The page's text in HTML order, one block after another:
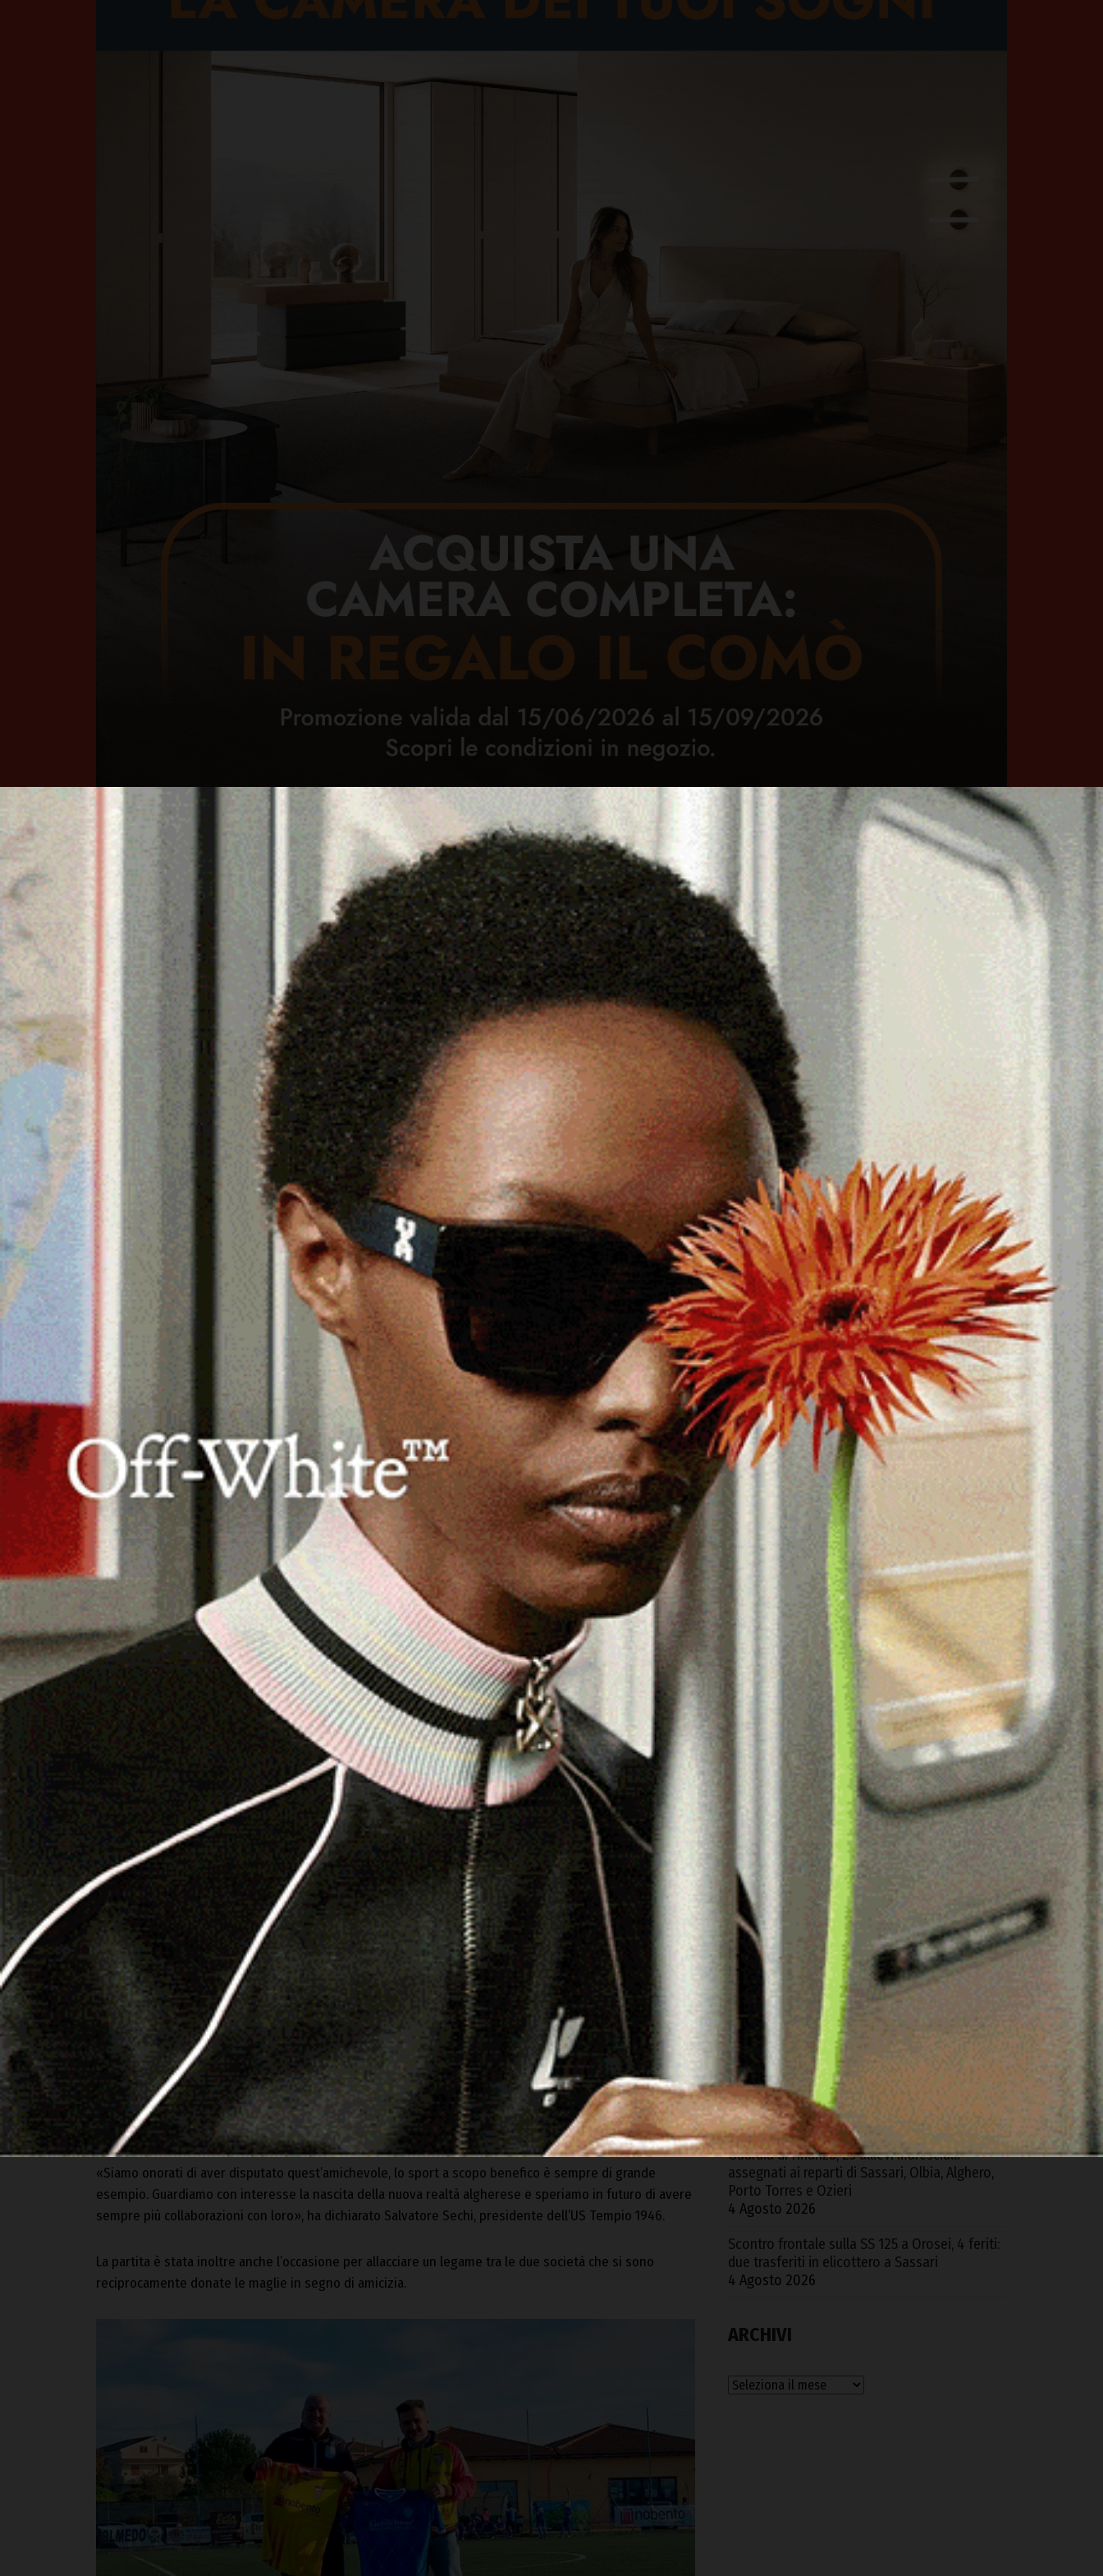
Home Ozieri Territorio Sardegna Cronaca Attualità Sport Cultura Rubriche Necrologie
Numeri
utili
Contatti
PARTITA DELLA SOLIDARIETÀ TRA FC ALGHERO E US
TEMPIO 1946: L’INCASSO DONATO ALLA CARITAS
29 Dicembre 2022, 16:21
OLMEDO. Rispetto, passione per il calcio e correttezza sono stati gli ingredienti della partita di
solidarietà traFC AlgheroeUS Tempio 1946 disputata ieri 28 dicembre nello stadio Pintore-Caddeo di
Olmedo. L’incontro, che ha impegnato entrambe le società verso la Caritas della Diocesi Alghero-Bosa, si
è conclusa con la netta vittoria della formazione gallurese. Quest’ultima, allenata da Giuseppe Cantara e
attualmente al primo posto nel girone C del campionato di Promozione con 25 punti, ha apprezzato la
prestazione dell’FC Alghero (squadra che milita in Terza categoria) che ha dimostrato di essere
un’avversaria pronta a battersi e a dare il massimo anche nell’amichevole.
«Il confrontarsi con squadre delle categorie più alte è importante e formativo. Abbiamo accettato con
orgoglio l’invito per l’amichevole da parte del presidente Sechi di Tempio e siamo ancora più orgogliosi
di esser scesi in campo per la Caritas», ha commentato Andrea Alessandrini, presidente FC Alghero.
L’incasso della partita, infatti, insieme ad una donazione da parte delle due società sono stati
consegnati a fine partita ai rappresentanti della Caritas diocesana di Alghero-Bosa impegnata nel
territorio a favore delle persone svantaggiate.
«Siamo onorati di aver disputato quest’amichevole, lo sport a scopo benefico è sempre di grande
esempio. Guardiamo con interesse la nascita della nuova realtà algherese e speriamo in futuro di avere
sempre più collaborazioni con loro», ha dichiarato Salvatore Sechi, presidente dell’US Tempio 1946.
La partita è stata inoltre anche l’occasione per allacciare un legame tra le due società che si sono
reciprocamente donate le maglie in segno di amicizia.
Cerca
Cerca
Facebook
ThreadsInstagram
X YouTube
ARTICOLI RECENTI
Berchidda, van sfonda una ringhiera e precipita
nella via sottostante
4 Agosto 2026
Crolla un muro a Bono, muore un 41enne
4
Agosto 2026
Atto intimidatorio contro i ricercatori dell’ET a
Lula, la condanna dell’Unione dei Comuni del
Montalbo
4 Agosto 2026
Guardia di Finanza, 25 allievi marescialli
assegnati ai reparti di Sassari, Olbia, Alghero,
Porto Torres e Ozieri
4 Agosto 2026
Scontro frontale sulla SS 125 a Orosei, 4 feriti:
due trasferiti in elicottero a Sassari
4 Agosto 2026
ARCHIVI
Archivi